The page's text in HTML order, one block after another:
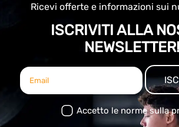
Ricevi offerte e informazioni sui
ISCRIVITI ALLA
NEWSLETTER!
Accetto le norme sulla